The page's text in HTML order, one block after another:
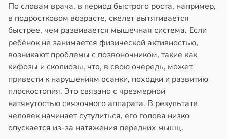
По словам врача, в период быстрого роста, например,
в подростковом возрасте, скелет вытягивается
быстрее, чем развивается мышечная система. Если
ребёнок не занимается физической активностью,
возникают проблемы с позвоночником, такие как
кифозы и сколиозы, что, в свою очередь, может
привести к нарушениям осанки, походки и развитию
плоскостопия. Это связано с чрезмерной
натянутостью связочного аппарата. В результате
человек начинает сутулиться, его голова низко
опускается из-за натяжения передних мышц.